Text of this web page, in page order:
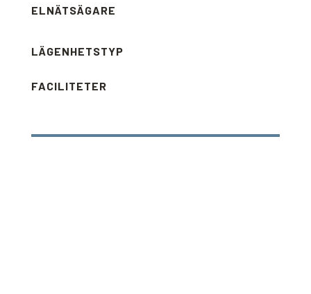
ELNÄTSÄGARE
LÄGENHETSTYP
FACILITETER